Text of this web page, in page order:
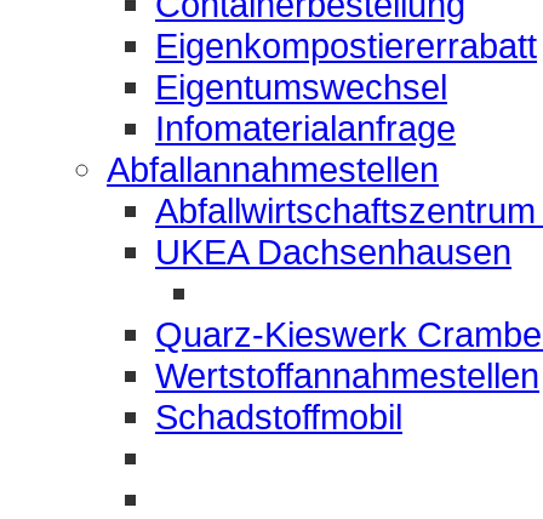
Eigenkompostiererrabatt
Eigentumswechsel
Infomaterialanfrage
Abfallannahmestellen
UKEA Dachsenhausen
Quarz-Kieswerk
Wertstoffannahmestellen
Schadstoffmobil